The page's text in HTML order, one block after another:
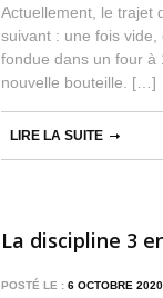
Actuellement, le trajet
suivant : une fois
fondue dans un four à
nouvelle bouteille. […]
LIRE LA SUITE
La discipline 3
POSTÉ LE : 6 OCTOBRE